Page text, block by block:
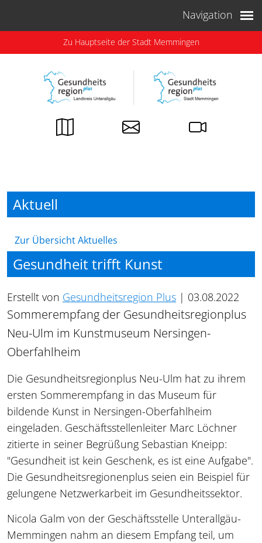
Navigation
Zu Hauptseite der Stadt Memmingen
Aktuell
Zur Übersicht Aktuelles
Gesundheit trifft Kunst
Erstellt von Gesundheitsregion Plus | 03.08.2022
Sommerempfang der Gesundheitsregionplus
Neu-Ulm im Kunstmuseum Nersingen-​
Oberfahlheim
Die Gesundheitsregionplus Neu-Ulm hat zu ihrem
ersten Sommerempfang in das Museum für
bildende Kunst in Nersingen-Oberfahlheim
eingeladen. Geschäftsstellenleiter Marc Löchner
zitierte in seiner Begrüßung Sebastian Kneipp:
"Gesundheit ist kein Geschenk, es ist eine Aufgabe".
Die Gesundheitsregionenplus seien ein Beispiel für
gelungene Netzwerkarbeit im Gesundheitssektor.
Nicola Galm von der Geschäftsstelle Unterallgäu-
Memmingen nahm an diesem Empfang teil, um